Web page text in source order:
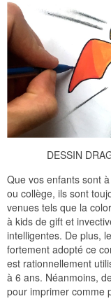
DESSIN
Que vos enfants sont
ou collège, ils sont
venues tels que la
à kids de gift et
intelligentes. De plus,
fortement adopté ce
est rationnellement
à 6 ans. Néanmoins,
pour imprimer comme